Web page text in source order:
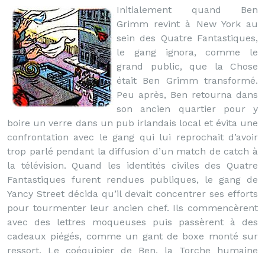
Initialement quand Ben
Grimm revint à New York au
sein des Quatre Fantastiques,
le gang ignora, comme le
grand public, que la Chose
était Ben Grimm transformé.
Peu après, Ben retourna dans
son ancien quartier pour y
boire un verre dans un pub irlandais local et évita une
confrontation avec le gang qui lui reprochait d’avoir
trop parlé pendant la diffusion d’un match de catch à
la télévision. Quand les identités civiles des Quatre
Fantastiques furent rendues publiques, le gang de
Yancy Street décida qu’il devait concentrer ses efforts
pour tourmenter leur ancien chef. Ils commencèrent
avec des lettres moqueuses puis passèrent à des
cadeaux piégés, comme un gant de boxe monté sur
ressort. Le coéquipier de Ben, la Torche humaine